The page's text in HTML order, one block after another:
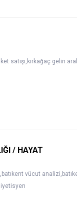
satışı,kırkağaç gelin
/ HAYAT
vücut